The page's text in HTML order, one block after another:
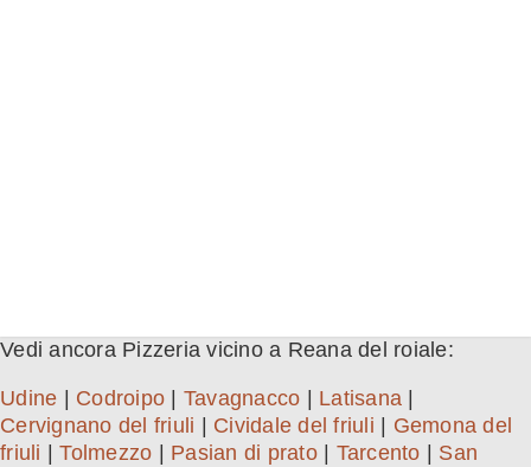
Vedi ancora Pizzeria vicino a Reana del roiale:
Udine Codroipo Tavagnacco Latisana
Cervignano del friuli
Cividale del friuli
Gemona del
friuli |Tolmezzo Pasian di prato| Tarcento
San